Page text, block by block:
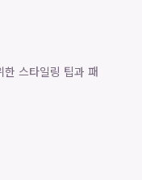
스타일링 팁과 패